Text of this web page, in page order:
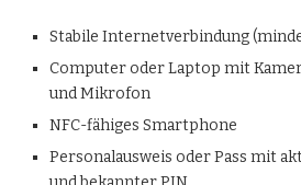
Stabile Internetverbindung
Computer oder Laptop mit
und Mikrofon
NFC-fähiges Smartphone
Personalausweis oder Pass mit